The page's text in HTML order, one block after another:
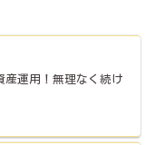
産運用！無理なく続け